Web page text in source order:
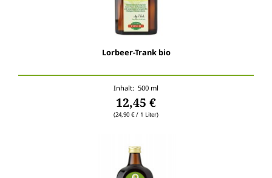
Lorbeer-Trank bio
Inhalt: 500 ml
12,45 €
(24,90 € / 1 Liter)